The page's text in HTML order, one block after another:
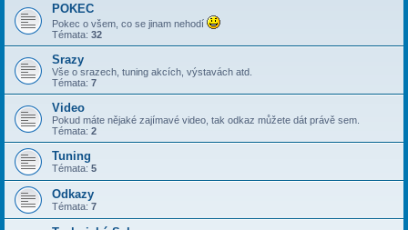
POKEC
Pokec o všem, co se jinam nehodí
Témata: 32
Srazy
Vše o srazech, tuning akcích, výstavách atd.
Témata: 7
Video
Pokud máte nějaké zajímavé video, tak odkaz můžete dát právě sem.
Témata: 2
Tuning
Témata: 5
Odkazy
Témata: 7